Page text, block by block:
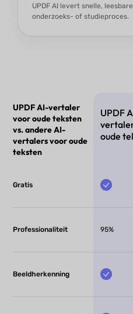
UPDF AI levert snelle,
onderzoeks- of studieproces.
UPDF AI-vertaler
voor oude teksten
vs. andere AI-
vertalers voor oude
teksten
UPDF
oude
Gratis
Professionaliteit 95%
Beeldherkenning